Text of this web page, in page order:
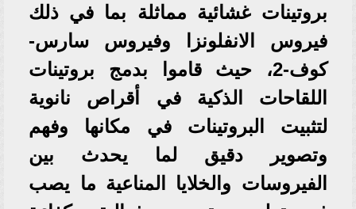
بروتينات غشائية مماثلة بما في ذلك
فيروس الانفلونزا وفيروس سارس-
كوف-2، حيث قاموا بدمج بروتينات
اللقاحات الذكية في أقراص نانوية
لتثبيت البروتينات في مكانها وفهم
وتصوير دقيق لما يحدث بين
الفيروسات والخلايا المناعية ما يصب